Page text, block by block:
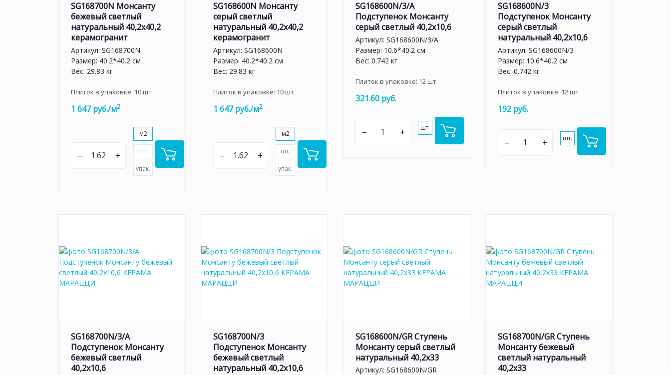
SG168700N Монсанту
бежевый светлый
натуральный 40,2х40,2
керамогранит
Артикул: SG168700N
Размер: 40.2*40.2 см
Вес: 29.83 кг
Плиток в упаковке: 10шт
1 647 руб./м2
– +
м2
шт.
упак.
SG168600N Монсанту
серый светлый
натуральный 40,2х40,2
керамогранит
Артикул: SG168600N
Размер: 40.2*40.2 см
Вес: 29.83 кг
Плиток в упаковке: 10шт
1 647 руб./м2
– +
м2
шт.
упак.
SG168600N/3/A
Подступенок Монсанту
серый светлый 40,2х10,6
Артикул: SG168600N/3/A
Размер: 10.6*40.2 см
Вес: 0.742 кг
Плиток в упаковке: 12 шт
321.60 руб.
– + шт.
SG168600N/3
Подступенок Монсанту
серый светлый
натуральный 40,2х10,6
Артикул: SG168600N/3
Размер: 10.6*40.2 см
Вес: 0.742 кг
Плиток в упаковке: 12 шт
192 руб.
– + шт.
SG168700N/3/A
Подступенок Монсанту
бежевый светлый
40,2х10,6
SG168700N/3
Подступенок Монсанту
бежевый светлый
натуральный 40,2х10,6
SG168600N/GR Ступень
Монсанту серый светлый
натуральный 40,2х33
Артикул: SG168600N/GR
SG168700N/GR Cтупень
Монсанту бежевый
светлый натуральный
40,2х33